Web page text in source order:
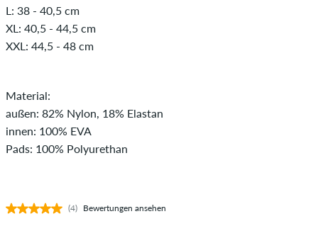
L: 38 - 40,5 cm
XL: 40,5 - 44,5 cm
XXL: 44,5 - 48 cm
Material:
außen: 82% Nylon, 18% Elastan
innen: 100% EVA
Pads: 100% Polyurethan
(4) Bewertungen ansehen